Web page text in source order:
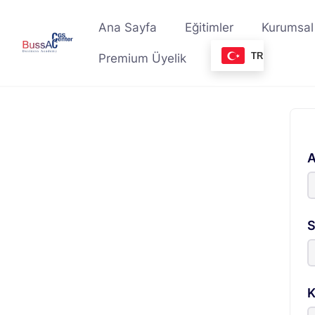
content
Ana Sayfa Eğitimler Kurumsal
Premium Üyelik TR